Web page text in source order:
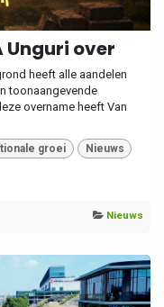
Unguri over
heeft alle aandelen
toonaangevende
overname heeft Van
groei Nieuws
Nieuws